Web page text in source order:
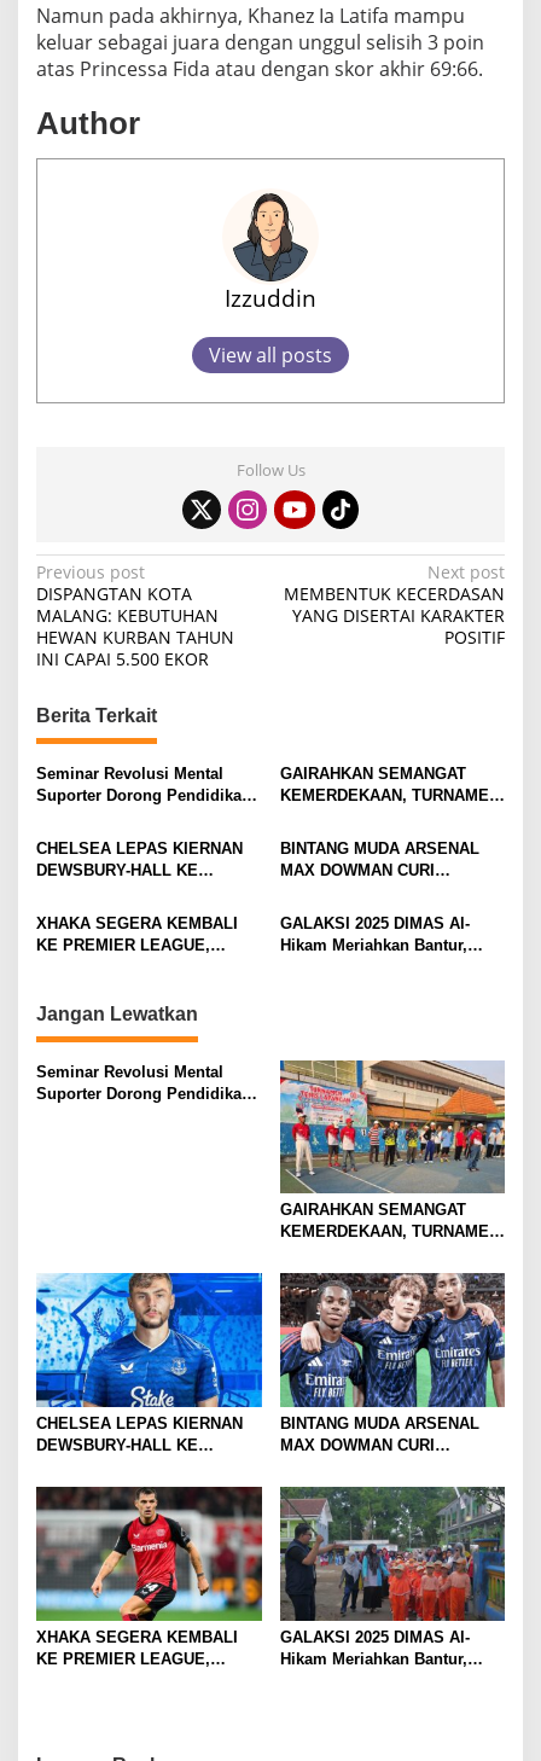
U
R
K
0
Namun pada akhirnya, Khanez Ia Latifa mampu
keluar sebagai juara dengan unggul selisih 3 poin
atas Princessa Fida atau dengan skor akhir 69:66.
Author
Izzuddin
View all posts
Follow Us
P
o
s
n
a
v
g
a
t
i
n
Previous post
DISPANGTAN KOTA
MALANG: KEBUTUHAN
HEWAN KURBAN TAHUN
INI CAPAI 5.500 EKOR
Next post
MEMBENTUK KECERDASAN
YANG DISERTAI KARAKTER
POSITIF
Berita Terkait
Seminar Revolusi Mental
Suporter Dorong Pendidikan
GAIRAHKAN SEMANGAT
KEMERDEKAAN, TURNAMEN
MOJOKERTO RAYA RESMI
BERGULIR
CHELSEA LEPAS KIERNAN
DEWSBURY-HALL KE
SANG GELANDANG DIMULAI
BINTANG MUDA ARSENAL
MAX DOWMAN CURI
PRAMUSIM ASIA
XHAKA SEGERA KEMBALI
KE PREMIER LEAGUE,
GALAKSI 2025 DIMAS Al-
Hikam Meriahkan Bantur,
Jangan Lewatkan
Seminar Revolusi Mental
Suporter Dorong Pendidikan
GAIRAHKAN SEMANGAT
KEMERDEKAAN, TURNAMEN
MOJOKERTO RAYA RESMI
BERGULIR
CHELSEA LEPAS KIERNAN
DEWSBURY-HALL KE
SANG GELANDANG DIMULAI
BINTANG MUDA ARSENAL
MAX DOWMAN CURI
PRAMUSIM ASIA
XHAKA SEGERA KEMBALI
KE PREMIER LEAGUE,
GALAKSI 2025 DIMAS Al-
Hikam Meriahkan Bantur,